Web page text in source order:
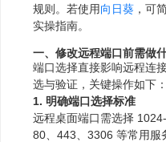
规则。若使用向日葵 ，可
实操指南。
一、修改远程端口前需做
端口选择直接影响远程连
选与验证，关键操作如下：
1. 明确端口选择标准
远程桌面端口需选择
80、443、3306 等常用服